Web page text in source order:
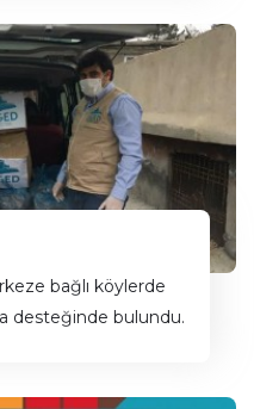
bağlı köylerde
desteğinde bulundu.